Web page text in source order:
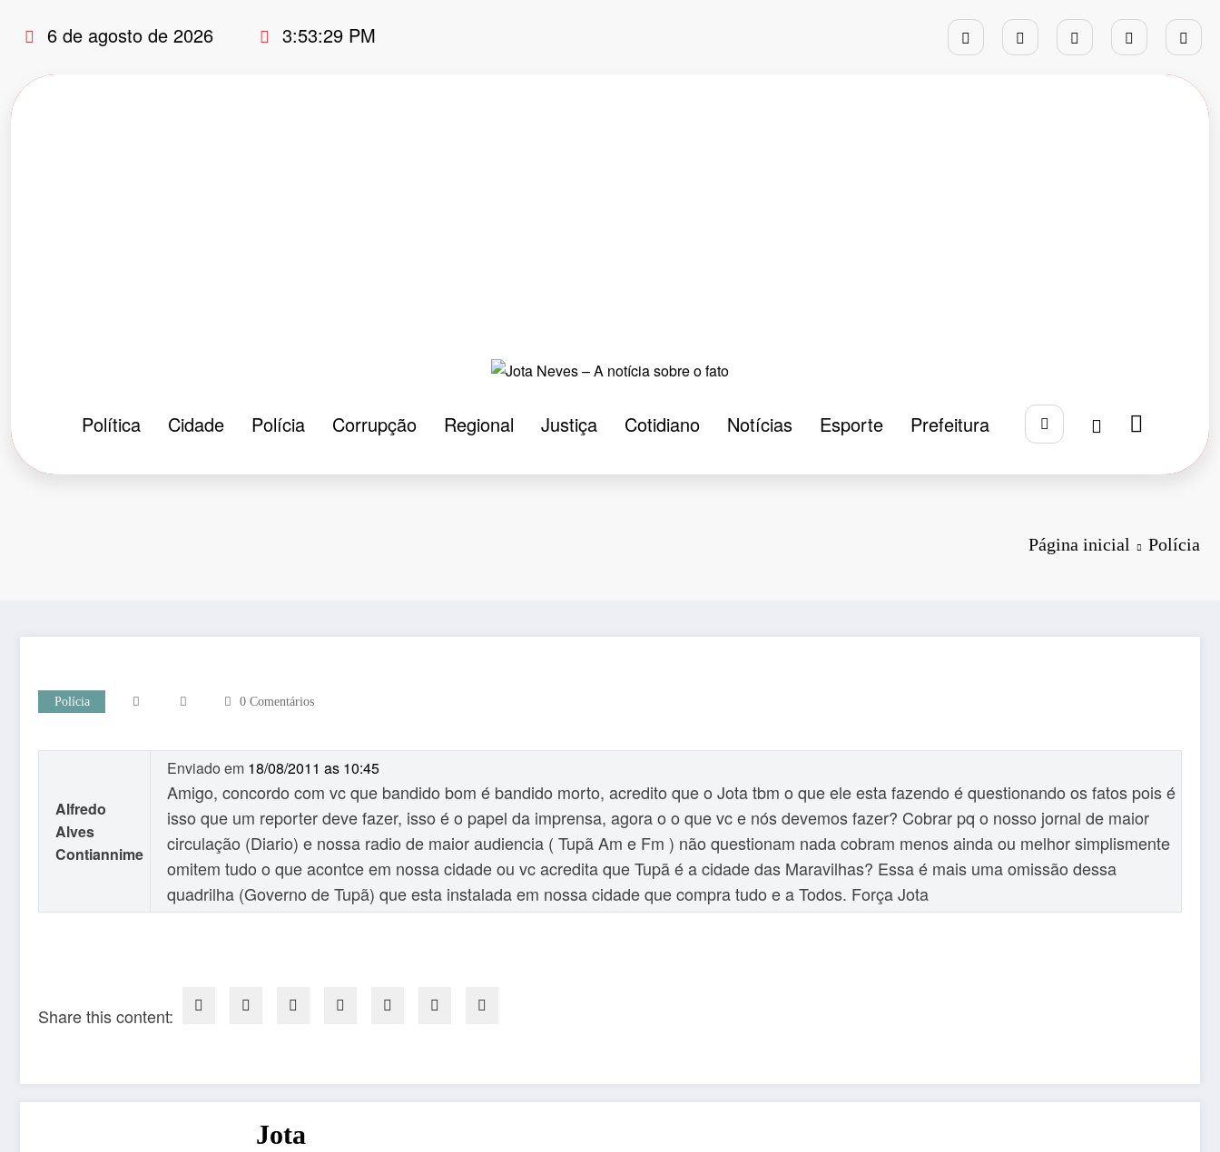
para
conteúdo
6 de agosto de 2026 3:53:30 PM
Política Cidade Polícia Corrupção Regional Justiça Cotidiano Notícias Esporte Prefeitura
Página inicial Polícia
Polícia 0 Comentários
Alfredo
Alves
Contiannime
Enviado em 18/08/2011 as 10:45
Amigo, concordo com vc que bandido bom é bandido morto, acredito que o Jota tbm o que ele esta fazendo é questionando os fatos pois é
isso que um reporter deve fazer, isso é o papel da imprensa, agora o o que vc e nós devemos fazer? Cobrar pq o nosso jornal de maior
circulação (Diario) e nossa radio de maior audiencia ( Tupã Am e Fm ) não questionam nada cobram menos ainda ou melhor simplismente
omitem tudo o que acontce em nossa cidade ou vc acredita que Tupã é a cidade das Maravilhas? Essa é mais uma omissão dessa
quadrilha (Governo de Tupã) que esta instalada em nossa cidade que compra tudo e a Todos. Força Jota
Share this content:
Jota